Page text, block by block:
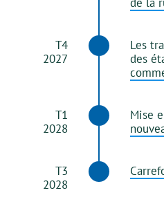
T4
2027
Les
des
T1
2028
Mise
T3
2028